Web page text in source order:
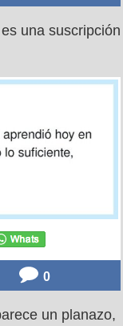
una suscripción
0
un planazo,